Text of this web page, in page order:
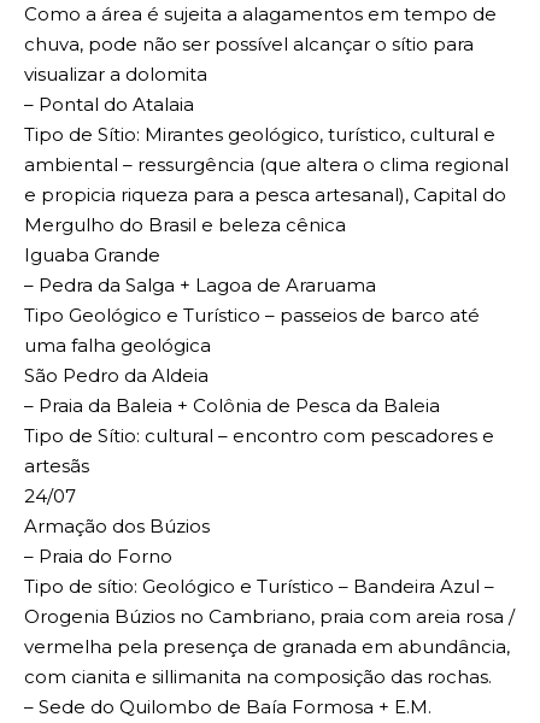
Como a área é sujeita a alagamentos em tempo de
chuva, pode não ser possível alcançar o sítio para
visualizar a dolomita
– Pontal do Atalaia
Tipo de Sítio: Mirantes geológico, turístico, cultural e
ambiental – ressurgência (que altera o clima regional
e propicia riqueza para a pesca artesanal), Capital do
Mergulho do Brasil e beleza cênica
Iguaba Grande
– Pedra da Salga + Lagoa de Araruama
Tipo Geológico e Turístico – passeios de barco até
uma falha geológica
São Pedro da Aldeia
– Praia da Baleia + Colônia de Pesca da Baleia
Tipo de Sítio: cultural – encontro com pescadores e
artesãs
24/07
Armação dos Búzios
– Praia do Forno
Tipo de sítio: Geológico e Turístico – Bandeira Azul –
Orogenia Búzios no Cambriano, praia com areia rosa /
vermelha pela presença de granada em abundância,
com cianita e sillimanita na composição das rochas.
– Sede do Quilombo de Baía Formosa + E.M.